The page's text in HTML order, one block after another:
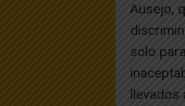
Ausejo,
solo
llevados